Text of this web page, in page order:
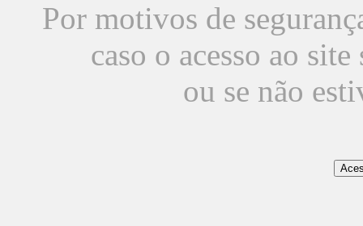
Por motivos de
caso o acesso ao
ou se não